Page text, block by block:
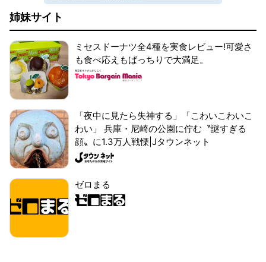
姉妹サイト
ミセスドーナツ全4種を実食レビュー!可愛さ
も食べ応えもばっちりで大満足。
「夜中に見たら失神する」「こわいこわいこ
わい」 兵庫・尼崎の公園に佇む〝謎すぎる
顔〟に1.3万人戦慄|Jタウンネット
ゼロまる